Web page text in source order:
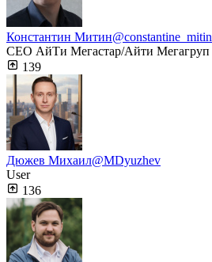
Константин Митин@constantine_mitin
CEO АйТи Мегастар/Айти Мегагруп
139
Дюжев Михаил@MDyuzhev
User
136